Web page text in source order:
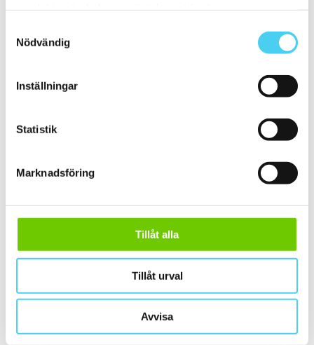
Nödvändig
Inställningar
Statistik
Marknadsföring
Tillåt alla
Tillåt urval
Avvisa
30x30 cm(10)
ca 50x
ca 60x
ca 60x30 cm
Välj önskad yta:
Slät(5)
Välj önskad kant på plattan: